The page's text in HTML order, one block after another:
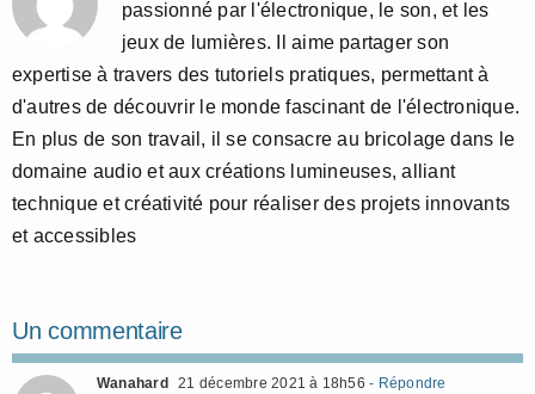
passionné par l'électronique, le son, et les
jeux de lumières. Il aime partager son
expertise à travers des tutoriels pratiques, permettant à
d'autres de découvrir le monde fascinant de l'électronique.
En plus de son travail, il se consacre au bricolage dans le
domaine audio et aux créations lumineuses, alliant
technique et créativité pour réaliser des projets innovants
et accessibles
Un commentaire
Wanahard 21 décembre 2021 à 18h56 - Répondre